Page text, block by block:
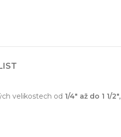
velikostech od 1/4″ až do 1 1/2″,